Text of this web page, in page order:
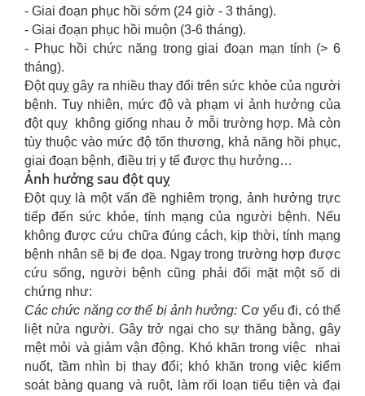
- Giai đoạn phục hồi sớm (24 giờ - 3 tháng).
- Giai đoạn phục hồi muộn (3-6 tháng).
- Phục hồi chức năng trong giai đoạn mạn tính (> 6
tháng).
Đột quỵ gây ra nhiều thay đổi trên sức khỏe của người
bệnh. Tuy nhiên, mức độ và phạm vi ảnh hưởng của
đột quỵ không giống nhau ở mỗi trường hợp. Mà còn
tùy thuộc vào mức độ tổn thương, khả năng hồi phục,
giai đoạn bệnh, điều trị y tế được thụ hưởng…
Ảnh hưởng sau đột quỵ
Đột quỵ là một vấn đề nghiêm trọng, ảnh hưởng trực
tiếp đến sức khỏe, tính mạng của người bệnh. Nếu
không được cứu chữa đúng cách, kịp thời, tính mạng
bệnh nhân sẽ bị đe dọa. Ngay trong trường hợp được
cứu sống, người bệnh cũng phải đối mặt một số di
chứng như:
Các chức năng cơ thể bị ảnh hưởng: Cơ yếu đi, có thể
liệt nửa người. Gây trở ngại cho sự thăng bằng, gây
mệt mỏi và giảm vận động. Khó khăn trong việc nhai
nuốt, tầm nhìn bị thay đổi; khó khăn trong việc kiểm
soát bàng quang và ruột, làm rối loạn tiểu tiện và đại